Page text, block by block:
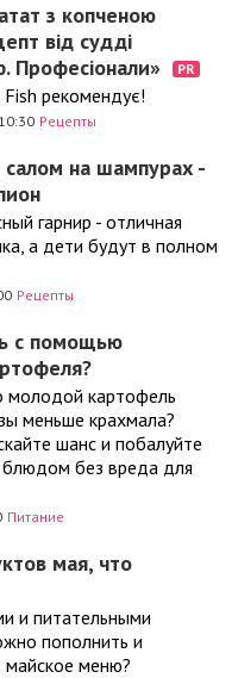
з копченою
від судді
PR
рекомендує!
Рецепты
на шампурах -
гарнир - отличная
а дети будут в полном
Рецепты
с помощью
молодой картофель
меньше крахмала?
шанс и побалуйте
без вреда для
Питание
мая, что
и питательными
пополнить и
майское меню?